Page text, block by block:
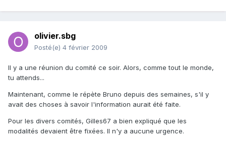
olivier.sbg
Posté(e) 4 février 2009
Il y a une réunion du comité ce soir. Alors, comme tout le monde,
tu attends...
Maintenant, comme le répète Bruno depuis des semaines, s'il y
avait des choses à savoir l'information aurait été faite.
Pour les divers comités, Gilles67 a bien expliqué que les
modalités devaient être fixées. Il n'y a aucune urgence.